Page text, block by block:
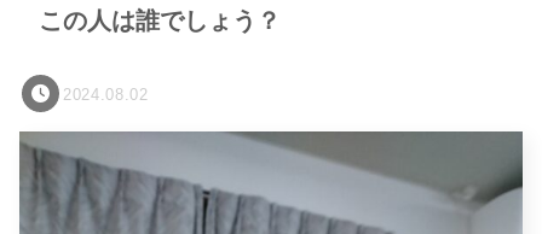
この人は誰でしょう？
2024.08.02